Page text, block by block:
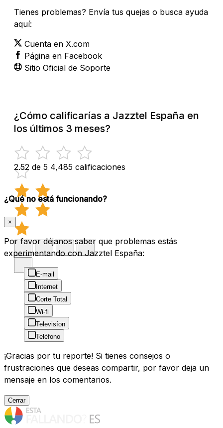
Tienes problemas? Envía tus quejas o busca ayuda
aquí:
Cuenta en X.com
Página en Facebook
Sitio Oficial de Soporte
¿Cómo calificarías a Jazztel España en
los últimos 3 meses?
2.52 de 5 4,485 calificaciones
¿Qué no está funcionando?
×
Por favor déjanos saber que problemas estás
experimentando con Jazztel España:
E-mail
Internet
Corte Total
Wi-fi
Televisíon
Teléfono
¡Gracias por tu reporte! Si tienes consejos o
frustraciones que deseas compartir, por favor deja un
mensaje en los comentarios.
Cerrar